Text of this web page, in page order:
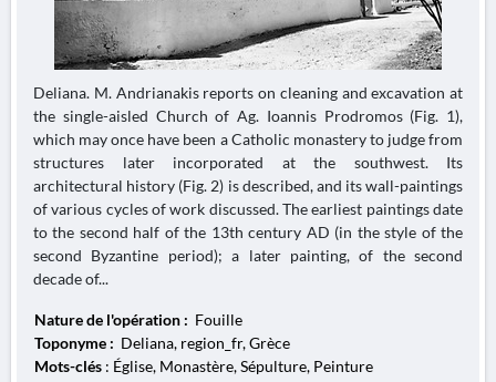
Deliana. M. Andrianakis reports on cleaning and excavation at
the single-aisled Church of Ag. Ioannis Prodromos (Fig. 1),
which may once have been a Catholic monastery to judge from
structures later incorporated at the southwest. Its
architectural history (Fig. 2) is described, and its wall-paintings
of various cycles of work discussed. The earliest paintings date
to the second half of the 13th century AD (in the style of the
second Byzantine period); a later painting, of the second
decade of...
Nature de l'opération : Fouille
Toponyme : Deliana, region_fr, Grèce
Mots-clés : Église, Monastère, Sépulture, Peinture